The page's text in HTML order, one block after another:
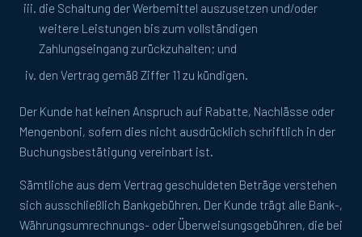
die Schaltung der Werbemittel auszusetzen und/oder
weitere Leistungen bis zum vollständigen
Zahlungseingang zurückzuhalten; und
den Vertrag gemäß Ziffer 11 zu kündigen.
Der Kunde hat keinen Anspruch auf Rabatte, Nachlässe oder
Mengenboni, sofern dies nicht ausdrücklich schriftlich in der
Buchungsbestätigung vereinbart ist.
Sämtliche aus dem Vertrag geschuldeten Beträge verstehen
sich ausschließlich Bankgebühren. Der Kunde trägt alle Bank-,
Währungsumrechnungs- oder Überweisungsgebühren, die bei